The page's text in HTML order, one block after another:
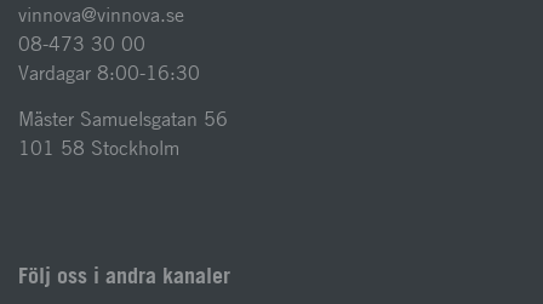
vinnova@vinnova.se
08-473 30 00
Vardagar 8:00-16:30
Mäster Samuelsgatan 56
101 58 Stockholm
Följ oss i andra kanaler